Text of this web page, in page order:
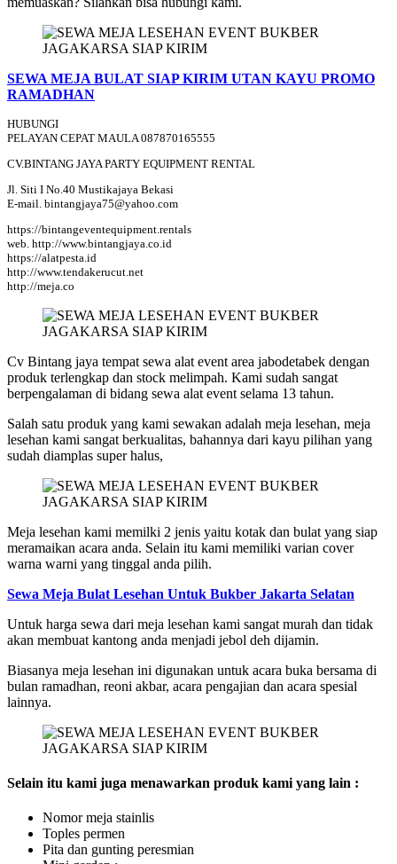
SEWA MEJA BULAT SIAP KIRIM UTAN KAYU PROMO
RAMADHAN
HUBUNGI
PELAYAN CEPAT MAULA 087870165555
CV.BINTANG JAYA PARTY EQUIPMENT RENTAL
Jl. Siti I No.40 Mustikajaya Bekasi
E-mail. bintangjaya75@yahoo.com
https://bintangeventequipment.rentals
web. http://www.bintangjaya.co.id
https://alatpesta.id
http://www.tendakerucut.net
http://meja.co
Cv Bintang jaya tempat sewa alat event area jabodetabek dengan
produk terlengkap dan stock melimpah. Kami sudah sangat
berpengalaman di bidang sewa alat event selama 13 tahun.
Salah satu produk yang kami sewakan adalah meja lesehan, meja
lesehan kami sangat berkualitas, bahannya dari kayu pilihan yang
sudah diamplas super halus,
Meja lesehan kami memilki 2 jenis yaitu kotak dan bulat yang siap
meramaikan acara anda. Selain itu kami memiliki varian cover
warna warni yang tinggal anda pilih.
Sewa Meja Bulat Lesehan Untuk Bukber Jakarta Selatan
Untuk harga sewa dari meja lesehan kami sangat murah dan tidak
akan membuat kantong anda menjadi jebol deh dijamin.
Biasanya meja lesehan ini digunakan untuk acara buka bersama di
bulan ramadhan, reoni akbar, acara pengajian dan acara spesial
lainnya.
Selain itu kami juga menawarkan produk kami yang lain :
Nomor meja stainlis
Toples permen
Pita dan gunting peresmian